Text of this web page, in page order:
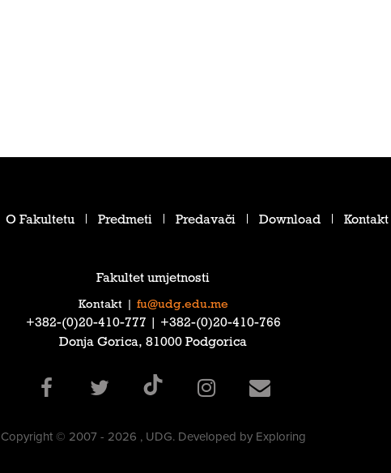
O Fakultetu Predmeti Predavači Download Kontakt
Fakultet umjetnosti
Kontakt fu@udg.edu.me
‎+382-(0)20-410-777‎ | ‎+382-(0)20-410-766‎
Donja Gorica, 81000 Podgorica
Copyright © 2007 - 2026 , UDG. Developed by Exploring